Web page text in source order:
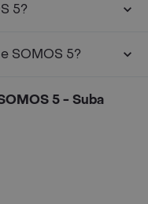
5?
SOMOS 5?
5 - Suba